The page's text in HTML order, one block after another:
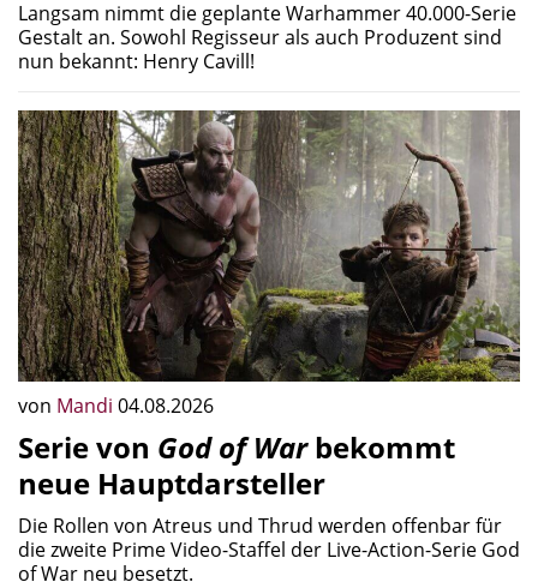
Langsam nimmt die geplante Warhammer 40.000-Serie
Gestalt an. Sowohl Regisseur als auch Produzent sind
nun bekannt: Henry Cavill!
von Mandi 04.08.2026
Serie von God of Warbekommt
neue Hauptdarsteller
Die Rollen von Atreus und Thrud werden offenbar für
die zweite Prime Video-Staffel der Live-Action-Serie God
of War neu besetzt.